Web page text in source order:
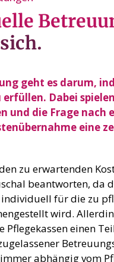
geht es darum,
erfüllen. Dabei
und die Frage nach
eine
zu erwartenden
beantworten, da
für die zu
wird.
einen Teil
abhängig vom